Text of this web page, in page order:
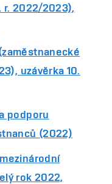
r. 2022/2023),
uzávěrka 10.
podporu
(2022)
rok 2022,